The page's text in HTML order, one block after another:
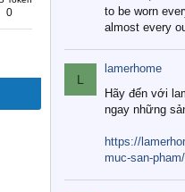
0
to be worn
almost every
L
lamerhome
Hãy đến với
ngay những
https://
muc-san-